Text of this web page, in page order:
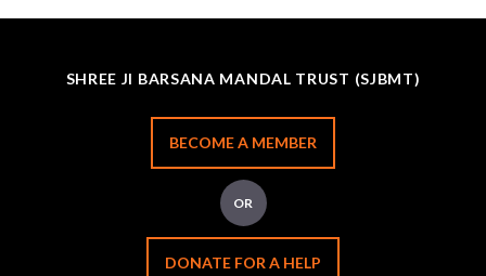
SHREE JI BARSANA MANDAL TRUST (SJBMT)
BECOME A MEMBER
OR
DONATE FOR A HELP